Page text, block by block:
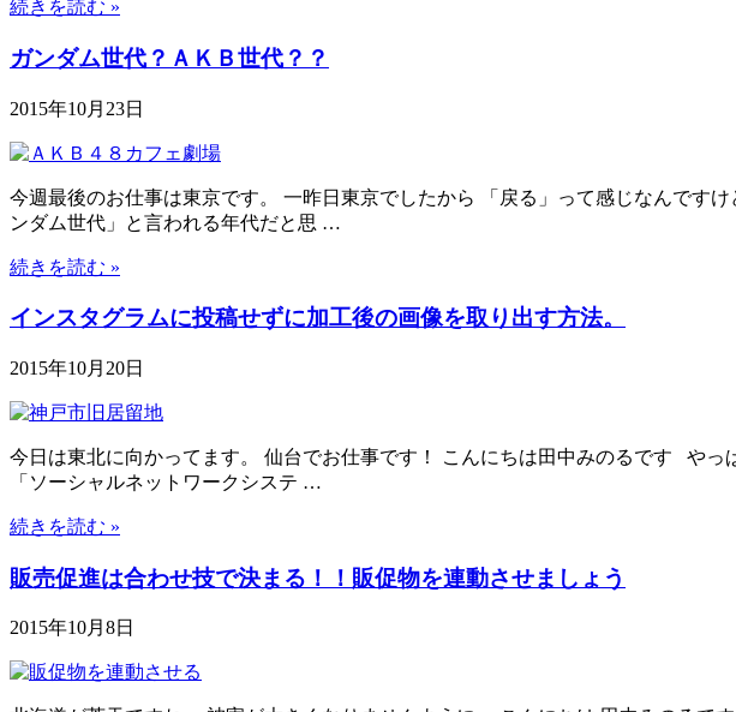
続きを読む »
ガンダム世代？ＡＫＢ世代？？
2015年10月23日
今週最後のお仕事は東京です。 一昨日東京でしたから 「戻る」って感じなんです
ンダム世代」と言われる年代だと思 …
続きを読む »
インスタグラムに投稿せずに加工後の画像を取り出す方法。
2015年10月20日
今日は東北に向かってます。 仙台でお仕事です！ こんにちは田中みのるです や
「ソーシャルネットワークシステ …
続きを読む »
販売促進は合わせ技で決まる！！販促物を連動させましょう
2015年10月8日